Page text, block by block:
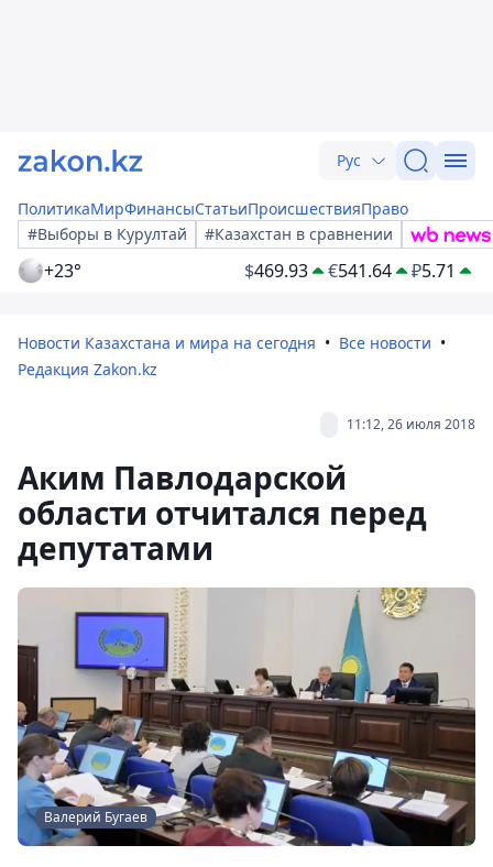
Рус
ПолитикаМирФинансыСтатьиПроисшествияПраво
#Выборы в Курултай
#Казахстан в сравнении
+23° $469.93 €541.64 ₽5.71
Новости Казахстана и мира на сегодня
Все новости
Редакция Zakon.kz
11:12, 26 июля 2018
Аким Павлодарской
области отчитался перед
депутатами
Валерий Бугаев